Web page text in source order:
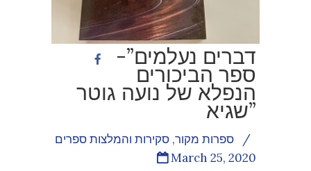
דברים נעלמים”-
ספר הביכורים
הנפלא של נועה גוטר
שגיא”
ספרות מקור, סקירות והמלצות ספרים
/
March 25, 2020